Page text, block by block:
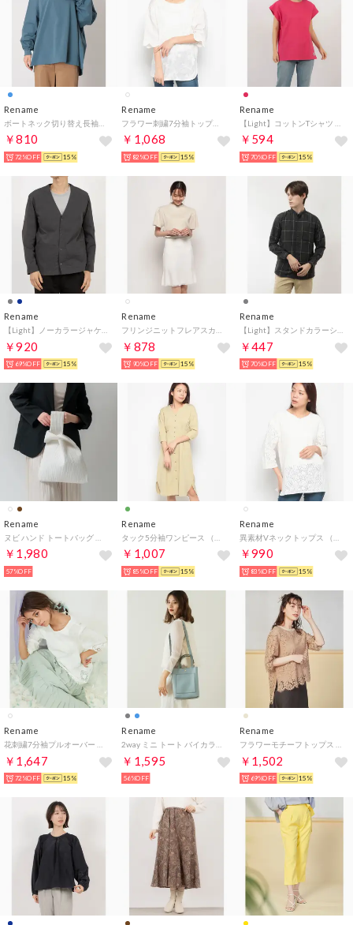
Rename
￥810
72%OFF 15%
Rename
￥1,068
82%OFF 15%
Rename
￥594
70%OFF 15%
Rename
￥920
69%OFF 15%
Rename
￥878
90%OFF 15%
Rename
￥447
70%OFF 15%
Rename
￥1,980
57%OFF
Rename
￥1,007
85%OFF 15%
Rename
￥990
83%OFF 15%
Rename
￥1,647
72%OFF 15%
Rename
￥1,595
56%OFF
Rename
￥1,502
69%OFF 15%